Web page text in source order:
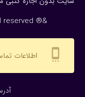
reserved ®&
settings_cell اطلاعات